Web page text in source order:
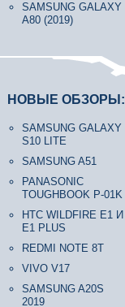
SAMSUNG GALAXY
A80 (2019)
НОВЫЕ ОБЗОРЫ:
SAMSUNG GALAXY
S10 LITE
SAMSUNG A51
PANASONIC
TOUGHBOOK P-01K
HTC WILDFIRE E1 И
E1 PLUS
REDMI NOTE 8T
VIVO V17
SAMSUNG A20S
2019